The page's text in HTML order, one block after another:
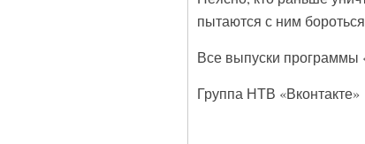
пытаются с ним
Все выпуски программы
Группа НТВ «Вконтакте»